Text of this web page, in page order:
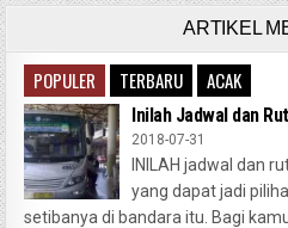
ARTIKEL
POPULER TERBARU ACAK
Inilah Jadwal dan
2018-07-31
INILAH jadwal dan
yang dapat jadi
setibanya di bandara itu. Bagi